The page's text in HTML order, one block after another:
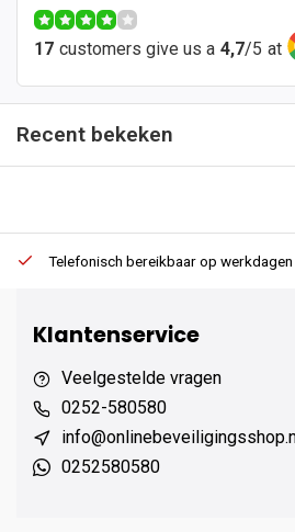
17 customers give us a 4,7/5 at
Recent bekeken
Telefonisch bereikbaar op
Klantenservice
Veelgestelde vragen
0252-580580
0252580580